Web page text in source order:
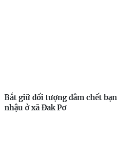
Bắt giữ đối tượng đâm chết bạn
nhậu ở xã Đak Pơ